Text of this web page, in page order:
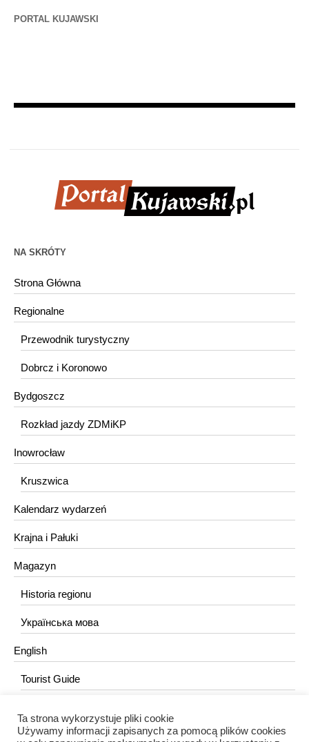
PORTAL KUJAWSKI
NA SKRÓTY
Strona Główna
Regionalne
Przewodnik turystyczny
Dobrcz i Koronowo
Bydgoszcz
Rozkład jazdy ZDMiKP
Inowrocław
Kruszwica
Kalendarz wydarzeń
Krajna i Pałuki
Magazyn
Historia regionu
Українська мова
English
Tourist Guide
KONTAKT
Ta strona wykorzystuje pliki cookie
Używamy informacji zapisanych za pomocą plików cookies